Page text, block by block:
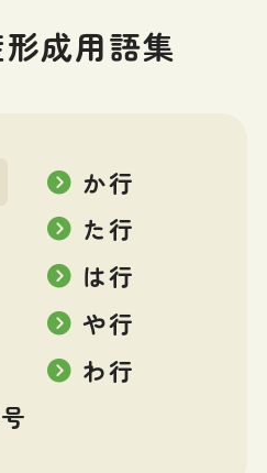
成用語集
か行
た行
は行
や行
わ行